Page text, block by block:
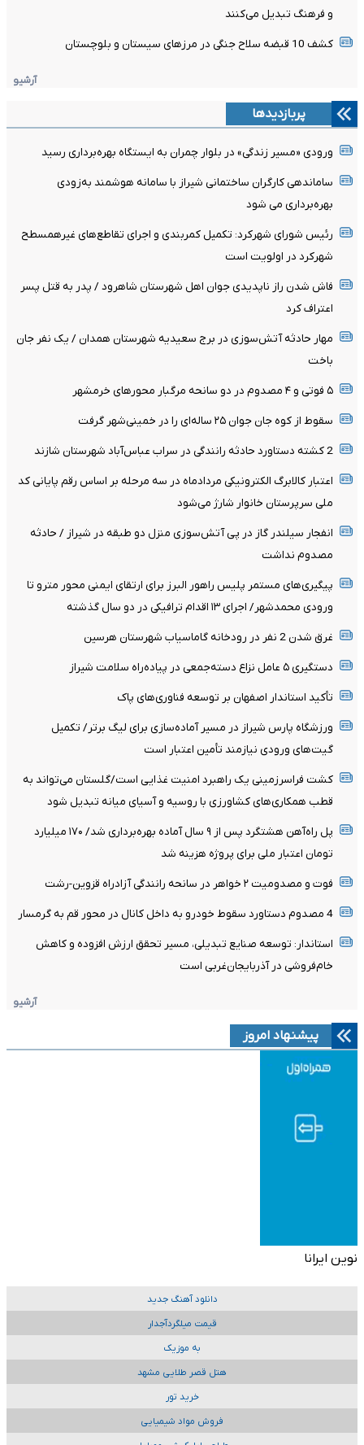
و فرهنگ تبدیل می‌کنند
کشف 10 قبضه سلاح جنگی در مرزهای سیستان و بلوچستان
آرشیو
پربازدیدها
ورودی «مسیر زندگی» در بلوار چمران به ایستگاه بهره‌برداری رسید
ساماندهی کارگران ساختمانی شیراز با سامانه هوشمند به‌زودی
بهره‌برداری می شود
رئیس شورای شهرکرد: تکمیل کمربندی و اجرای تقاطع‌های غیرهمسطح
شهرکرد در اولویت است
فاش شدن راز ناپدیدی جوان اهل شهرستان شاهرود / پدر به قتل پسر
اعتراف کرد
مهار حادثه آتش‌سوزی در برج سعیدیه شهرستان همدان / یک نفر جان
باخت
۵ فوتی و ۴ مصدوم در دو سانحه مرگبار محورهای خرمشهر
سقوط از کوه جان جوان ۲۵ ساله‌ای را در خمینی‌شهر گرفت
2 کشته دستاورد حادثه رانندگی در سراب عباس‌آباد شهرستان شازند
اعتبار کالابرگ الکترونیکی مردادماه در سه مرحله بر اساس رقم پایانی کد
ملی سرپرستان خانوار شارژ می‌شود
انفجار سیلندر گاز در پی آتش‌سوزی منزل دو طبقه در شیراز / حادثه
مصدوم نداشت
پیگیری‌های مستمر پلیس راهور البرز برای ارتقای ایمنی محور مترو تا
ورودی محمدشهر/ اجرای ۱۳ اقدام ترافیکی در دو سال گذشته
غرق شدن 2 نفر در رودخانه گاماسیاب شهرستان هرسین
دستگیری ۵ عامل نزاع دسته‌جمعی در پیاده‌راه سلامت شیراز
تأکید استاندار اصفهان بر توسعه فناوری‌های پاک
ورزشگاه پارس شیراز در مسیر آماده‌سازی برای لیگ برتر/ تکمیل
گیت‌های ورودی نیازمند تأمین اعتبار است
کشت فراسرزمینی یک راهبرد امنیت غذایی است/گلستان می‌تواند به
قطب همکاری‌های کشاورزی با روسیه و آسیای میانه تبدیل شود
پل راه‌آهن هشتگرد پس از ۹ سال آماده بهره‌برداری شد/ ۱۷۰ میلیارد
تومان اعتبار ملی برای پروژه هزینه شد
فوت و مصدومیت ۲ خواهر در سانحه رانندگی آزادراه قزوین-رشت
4 مصدوم دستاورد سقوط خودرو به داخل کانال در محور قم به گرمسار
استاندار: توسعه صنایع تبدیلی، مسیر تحقق ارزش افزوده و کاهش
خام‌فروشی در آذربایجان‌غربی است
آرشیو
پیشنهاد امروز
نوین ایرانا
دانلود آهنگ جدید
قیمت میلگردآجدار
به موزیک
هتل قصر طلایی مشهد
خرید تور
فروش مواد شیمیایی